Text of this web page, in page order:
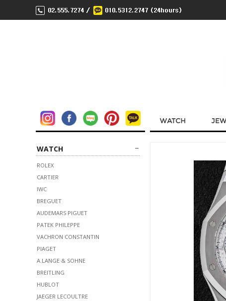
WATCH
ROLEX
CARTIER
IWC
BREGUET
AUDEMARS PIGUET
PATEK PHILEPPE
VACHRON CONSTANTIN
PIAGET
A.LANGE & SOHNE
BREITLING
HUBLOT
JAEGER LECOULTRE